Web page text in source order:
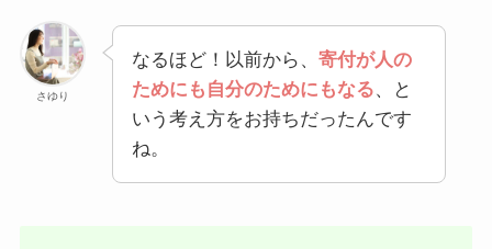
さゆり
なるほど！以前から、 寄付が人の
ためにも自分のためにもなる、と
いう考え方をお持ちだったんです
ね。